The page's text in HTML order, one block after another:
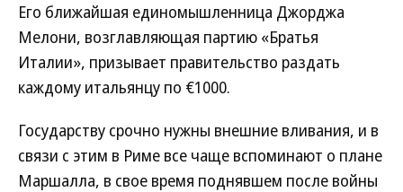
Его ближайшая единомышленница Джорджа
Мелони, возглавляющая партию «Братья
Италии», призывает правительство раздать
каждому итальянцу по €1000.
Государству срочно нужны внешние вливания, и в
связи с этим в Риме все чаще вспоминают о плане
Маршалла, в свое время поднявшем после войны